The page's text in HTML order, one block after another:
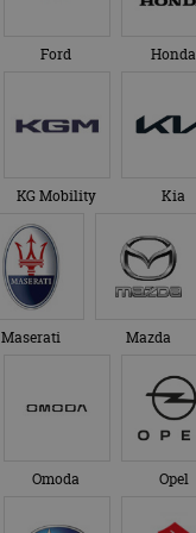
Ford Honda
KG Mobility Kia
Maserati Mazda
Omoda Opel